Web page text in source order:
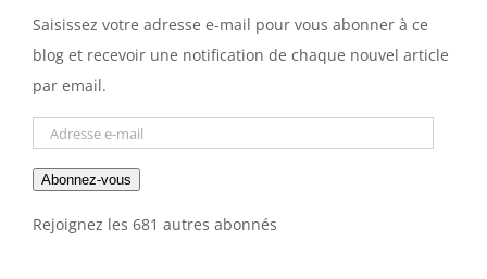
Saisissez votre adresse e-mail pour vous abonner à ce
blog et recevoir une notification de chaque nouvel article
par email.
Adresse
mail
Abonnez-vous
Rejoignez les 681 autres abonnés